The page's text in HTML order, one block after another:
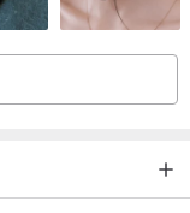
for it to dry, and
treat it gently when